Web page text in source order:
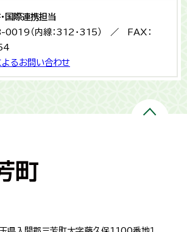
国際連携担当
（内線：312・315） ／ FAX：
よるお問い合わせ